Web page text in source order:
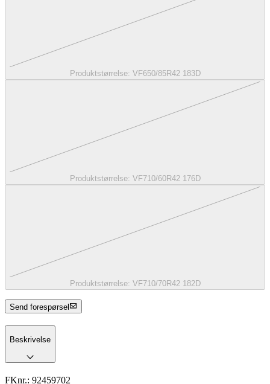
Produktstørrelse: VF650/85R42 183D
Produktstørrelse: VF710/60R42 176D
Produktstørrelse: VF710/70R42 182D
Send forespørsel
Beskrivelse
FKnr.: 92459702